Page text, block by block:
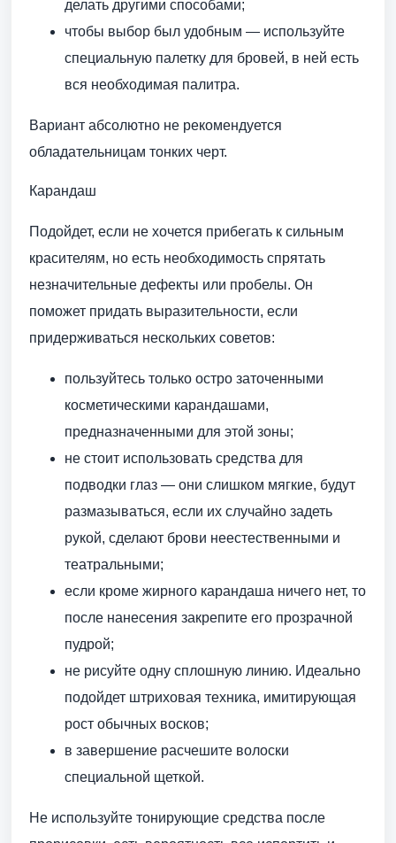
делать другими способами;
чтобы выбор был удобным — используйте
специальную палетку для бровей, в ней есть
вся необходимая палитра.
Вариант абсолютно не рекомендуется
обладательницам тонких черт.
Карандаш
Подойдет, если не хочется прибегать к сильным
красителям, но есть необходимость спрятать
незначительные дефекты или пробелы. Он
поможет придать выразительности, если
придерживаться нескольких советов:
пользуйтесь только остро заточенными
косметическими карандашами,
предназначенными для этой зоны;
не стоит использовать средства для
подводки глаз — они слишком мягкие, будут
размазываться, если их случайно задеть
рукой, сделают брови неестественными и
театральными;
если кроме жирного карандаша ничего нет, то
после нанесения закрепите его прозрачной
пудрой;
не рисуйте одну сплошную линию. Идеально
подойдет штриховая техника, имитирующая
рост обычных восков;
в завершение расчешите волоски
специальной щеткой.
Не используйте тонирующие средства после